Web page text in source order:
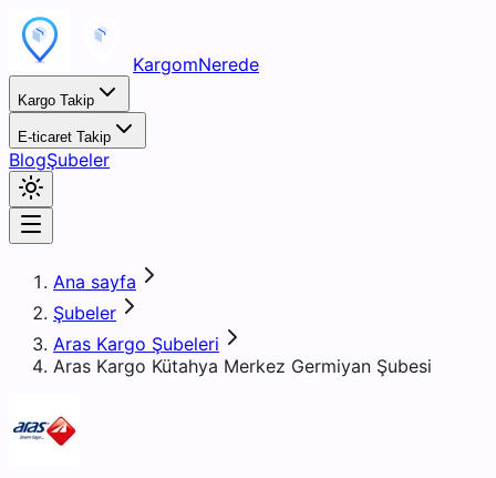
KargomNerede
Kargo Takip
E-ticaret Takip
BlogŞubeler
Ana sayfa
Şubeler
Aras Kargo Şubeleri
Aras Kargo Kütahya Merkez Germiyan Şubesi